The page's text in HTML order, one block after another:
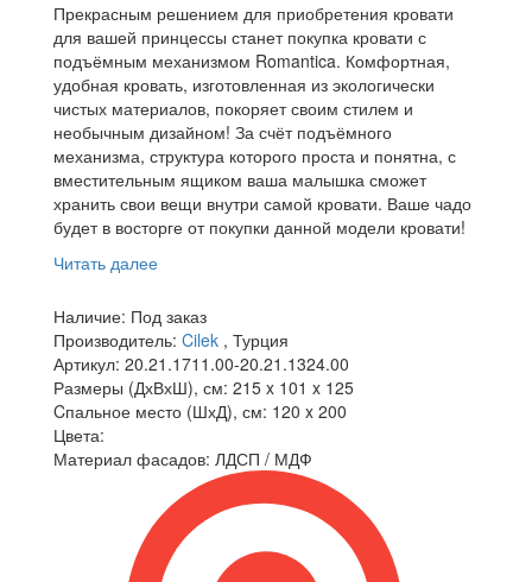
Прекрасным решением для приобретения кровати
для вашей принцессы станет покупка кровати с
подъёмным механизмом Romantica. Комфортная,
удобная кровать, изготовленная из экологически
чистых материалов, покоряет своим стилем и
необычным дизайном! За счёт подъёмного
механизма, структура которого проста и понятна, с
вместительным ящиком ваша малышка сможет
хранить свои вещи внутри самой кровати. Ваше чадо
будет в восторге от покупки данной модели кровати!
Читать далее
Наличие: Под заказ
Производитель: Cilek , Турция
Артикул: 20.21.1711.00-20.21.1324.00
Размеры (ДхВхШ), см: 215 x 101 x 125
Cпальное место (ШхД), см: 120 x 200
Цвета:
Материал фасадов: ЛДСП / МДФ